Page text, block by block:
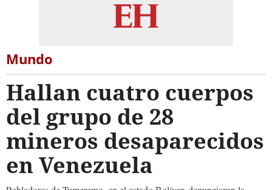
Mundo
Hallan cuatro cuerpos
del grupo de 28
mineros desaparecidos
en Venezuela